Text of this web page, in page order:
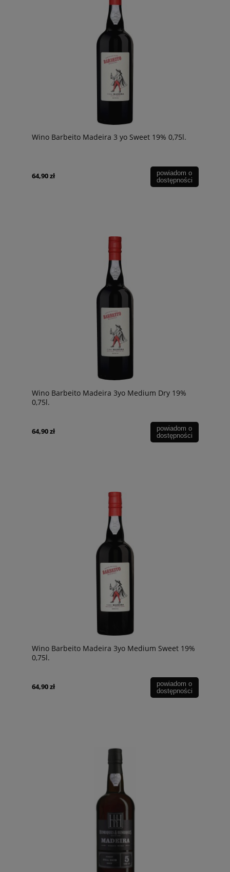
Wino Barbeito Madeira 3 yo Sweet 19% 0,75l.
64,90 zł
powiadom o
dostępności
Wino Barbeito Madeira 3yo Medium Dry 19%
0,75l.
64,90 zł
powiadom o
dostępności
Wino Barbeito Madeira 3yo Medium Sweet 19%
0,75l.
64,90 zł
powiadom o
dostępności